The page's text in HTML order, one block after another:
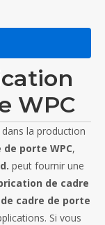
WPC
la production
porte WPC,
peut fournir une
de cadre
cadre de porte
Si vous